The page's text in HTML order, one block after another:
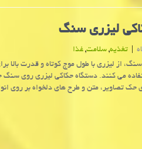
لیزری سنگ
تغذیه, سلامت, غذا
از لیزری با طول موج کوتاه و قدرت بالا
می کنند. دستگاه حکاکی لیزری روی سنگ
تصاویر، متن و طرح های دلخواه بر روی